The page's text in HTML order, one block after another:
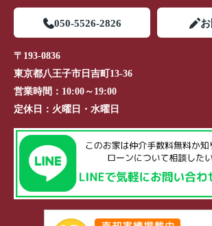
050-5526-2826
〒193-0836
東京都八王子市日吉町13-36
営業時間： 10:00～19:00
定休日： 火曜日・水曜日